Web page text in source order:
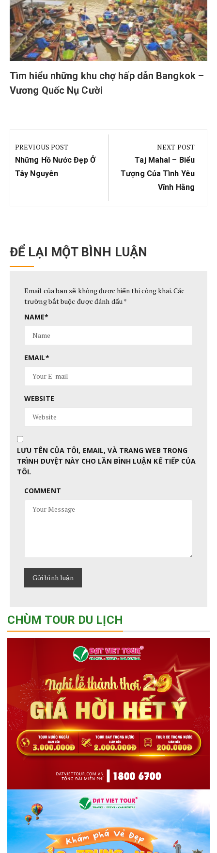
Tìm hiểu những khu chợ hấp dẫn Bangkok –
Vương Quốc Nụ Cười
hướng
bài
viết
PREVIOUS POST
Previous
Post:
Những Hồ Nước Đẹp Ở
Tây Nguyên
NEXT POST
Next
Post:
Taj Mahal – Biểu
Tượng Của Tình Yêu
Vĩnh Hằng
ĐỂ LẠI MỘT BÌNH LUẬN
Email của bạn sẽ không được hiển thị công khai.Các
trường bắt buộc được đánh dấu *
NAME*
EMAIL*
WEBSITE
LƯU TÊN CỦA TÔI, EMAIL, VÀ TRANG WEB TRONG
TRÌNH DUYỆT NÀY CHO LẦN BÌNH LUẬN KẾ TIẾP CỦA
TÔI.
COMMENT
CHÙM TOUR DU LỊCH